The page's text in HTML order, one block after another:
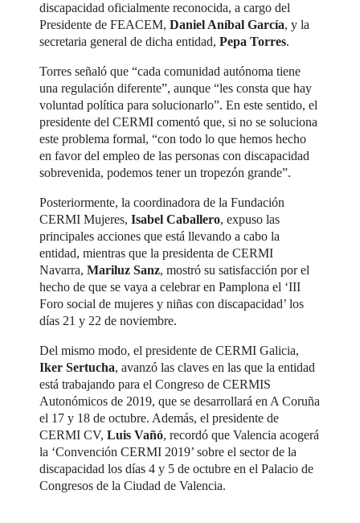
discapacidad oficialmente reconocida, a cargo del
Presidente de FEACEM,Daniel Aníbal García, y la
secretaria general de dicha entidad,Pepa Torres.
Torres señaló que “cada comunidad autónoma tiene
una regulación diferente”, aunque “les consta que hay
voluntad política para solucionarlo”. En este sentido, el
presidente del CERMI comentó que, si no se soluciona
este problema formal, “con todo lo que hemos hecho
en favor del empleo de las personas con discapacidad
sobrevenida, podemos tener un tropezón grande”.
Posteriormente, la coordinadora de la Fundación
CERMI Mujeres,Isabel Caballero, expuso las
principales acciones que está llevando a cabo la
entidad, mientras que la presidenta de CERMI
Navarra,Mariluz Sanz, mostró su satisfacción por el
hecho de que se vaya a celebrar en Pamplona el ‘III
Foro social de mujeres y niñas con discapacidad’ los
días 21 y 22 de noviembre.
Del mismo modo, el presidente de CERMI Galicia,
Iker Sertucha, avanzó las claves en las que la entidad
está trabajando para el Congreso de CERMIS
Autonómicos de 2019, que se desarrollará en A Coruña
el 17 y 18 de octubre. Además, el presidente de
CERMI CV,Luis Vañó, recordó que Valencia acogerá
la ‘Convención CERMI 2019’ sobre el sector de la
discapacidad los días 4 y 5 de octubre en el Palacio de
Congresos de la Ciudad de Valencia.